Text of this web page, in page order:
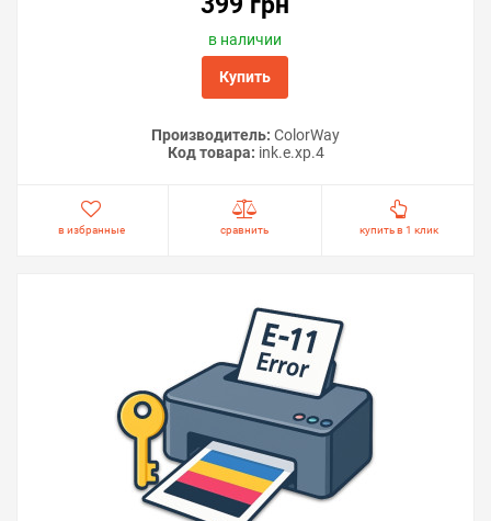
в наличии
Купить
Производитель: ColorWay
Код товара: ink.e.xp.4
в избранные сравнить купить в 1 клик